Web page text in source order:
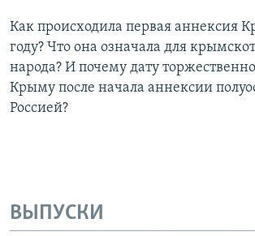
Как происходила первая аннексия
году? Что она означала для
народа? И почему дату
Крыму после начала аннексии
Россией?
ВЫПУСКИ